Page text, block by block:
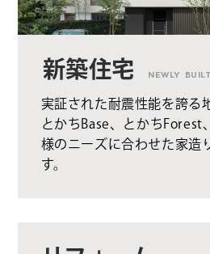
新築住宅 NEWLY BUILT
実証された耐震性能を誇る
とかちBase、とかちForest
様のニーズに合わせた家造
す。